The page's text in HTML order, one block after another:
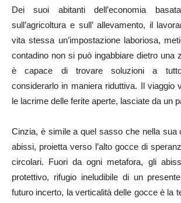
Dei suoi abitanti dell’economia
sull’agricoltura e sull’ allevamento, il
vita stessa un’impostazione laboriosa,
contadino non si può ingabbiare dietro una
è capace di trovare soluzioni a
considerarlo in maniera riduttiva. Il viaggio
le lacrime delle ferite aperte, lasciate da un
Cinzia, è simile a quel sasso che nella sua
abissi, proietta verso l’alto gocce di
circolari. Fuori da ogni metafora, gli
protettivo, rifugio ineludibile di un
futuro incerto, la verticalità delle gocce è la